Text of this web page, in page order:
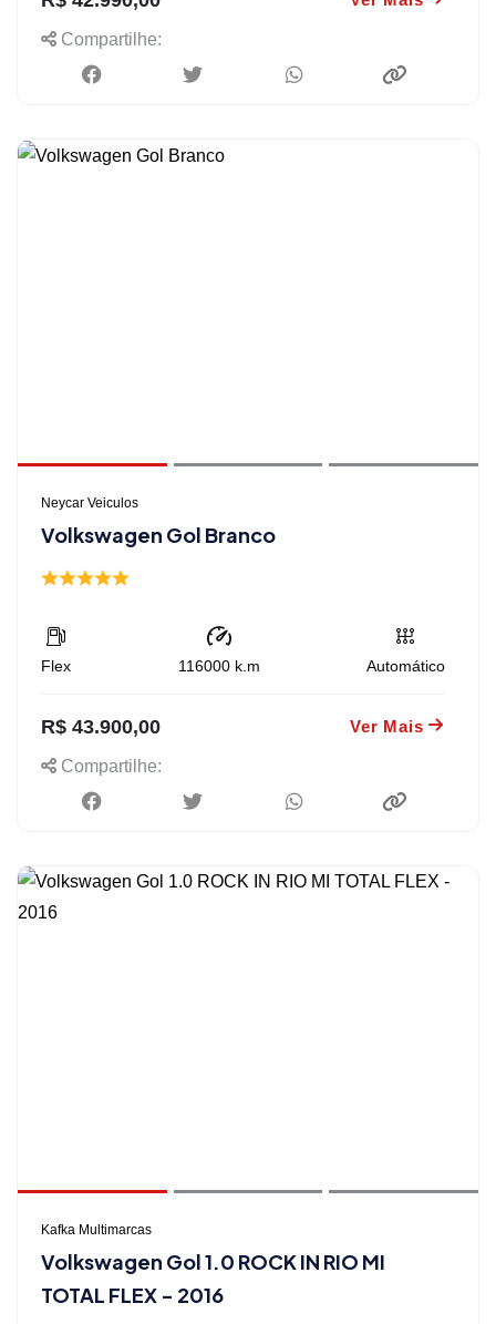
Compartilhe:
Neycar Veiculos
Volkswagen Gol Branco
Flex 116000k.m Automático
R$ 43.900,00 Ver Mais
Compartilhe:
Kafka Multimarcas
Volkswagen Gol 1.0 ROCK IN RIO MI
TOTAL FLEX - 2016